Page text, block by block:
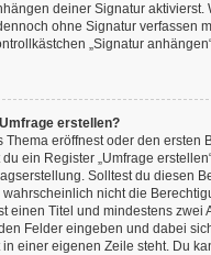
deiner Signatur aktivierst.
ohne Signatur verfassen
„Signatur
erstellen?
Thema eröffnest oder den ersten
ein Register „Umfrage
Solltest du diesen
wahrscheinlich nicht die
einen Titel und mindestens zwei
Felder eingeben und dabei
einer eigenen Zeile steht. Du